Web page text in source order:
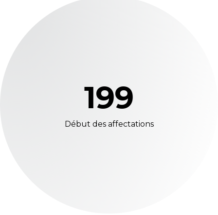
199
Début des affectations